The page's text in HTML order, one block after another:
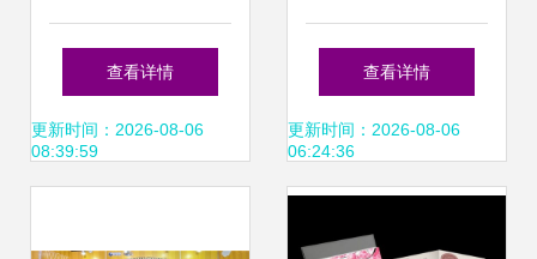
厂 抓住日用洗化市
场的茶壶零售新机
查看详情
更新时间：2026-08-06
08:39:59
达的重章价值——
以《青春答卷
2015》为语境解读
查看详情
更新时间：2026-08-06
06:24:36